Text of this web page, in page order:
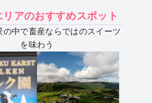
リアのおすすめスポット
の中で畜産ならではのスイーツ
を味わう